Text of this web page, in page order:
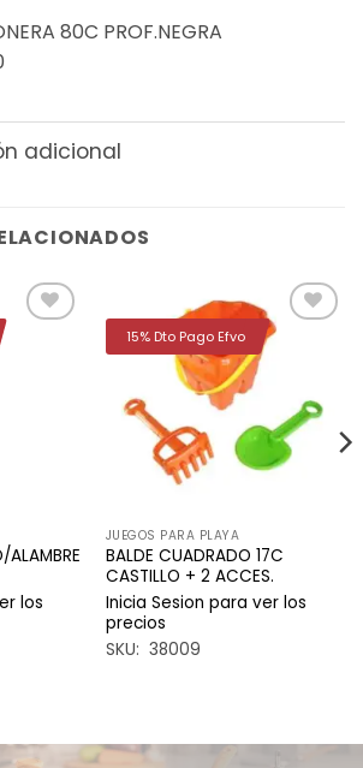
80C PROF.NEGRA
adicional
los
JUEGOS PARA PLAYA
BALDE CUADRADO 17C
CASTILLO + 2 ACCES.
Inicia Sesion para ver los
precios
SKU: 38009
15% Dto Pago Efvo